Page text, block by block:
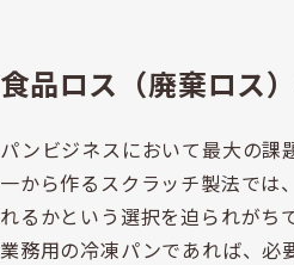
食品ロス（廃棄ロス
パンビジネスにおいて最大の課
一から作るスクラッチ製法では
れるかという選択を迫られがちで
業務用の冷凍パンであれば、必